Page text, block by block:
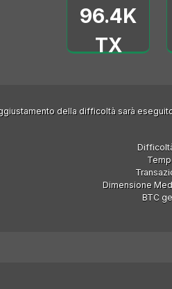
96.4K
TX
della difficoltà sarà
Dimensione
BTC